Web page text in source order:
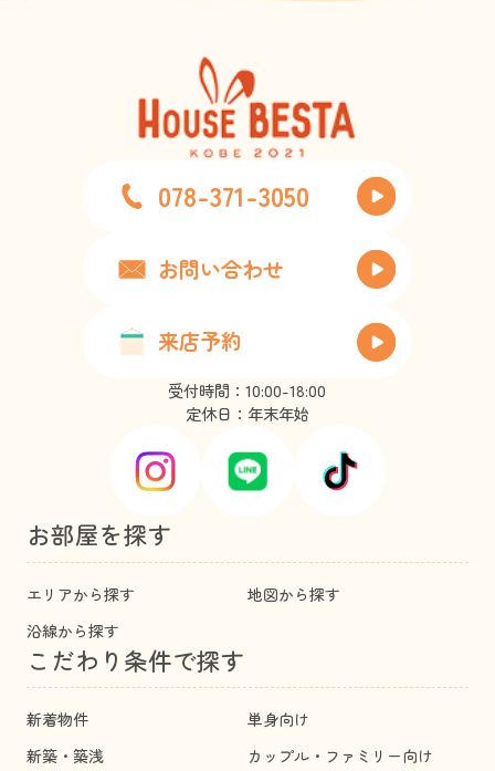
078-371-3050
お問い合わせ
来店予約
受付時間：10:00-18:00
定休日：年末年始
お部屋を探す
エリアから探す
地図から探す
沿線から探す
こだわり条件で探す
新着物件
単身向け
新築・築浅
カップル・ファミリー向け